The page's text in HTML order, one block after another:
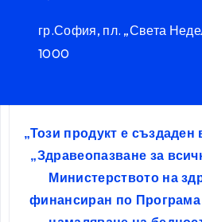
гр.София, пл. „Света
1000
„Този продукт е създаден
„Здравеопазване за
Министерството на
финансиран по Програма